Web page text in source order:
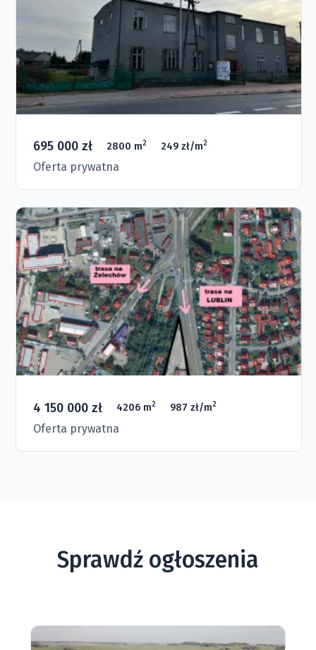
695 000 zł 2800 m2 249 zł/m2
Oferta prywatna
4 150 000 zł 4206 m2 987 zł/m2
Oferta prywatna
Sprawdź ogłoszenia